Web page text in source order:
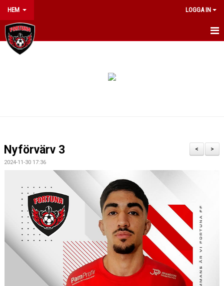
HEM LOGGA IN
HEM
ARRANGEMANG
MATCHER
MEDLEMSKAP 2026
MEDLEMSKAP
FORTUNARABATTEN
>
<
Nyförvärv 3
2024-11-30 17:36